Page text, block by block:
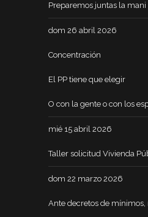
Preparemos juntas la mani
dom 26 abril 2026
Concentración
El PP tiene que elegir
O con la gente o con los
mié 15 abril 2026
Taller solicitud Vivienda
dom 22 marzo 2026
Ante decretos de